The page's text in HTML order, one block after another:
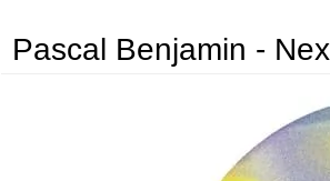
Pascal Benjamin -